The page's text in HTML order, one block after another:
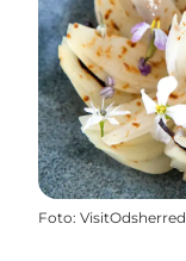
Foto: VisitOdsherred